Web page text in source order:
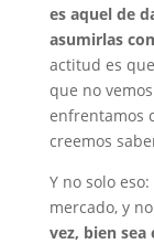
es aquel de
asumirlas
actitud es
que no
enfrentamos
creemos
Y no solo
mercado, y
vez, bien